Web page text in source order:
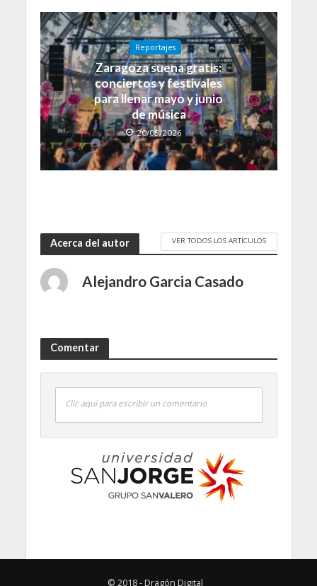
Reportajes
Zaragoza suena gratis:
conciertos y festivales
para llenar mayo y junio
de música
20/05/2026
Acerca del autor VER TODOS LOS ARTÍCULOS
Alejandro Garcia Casado
Comentar
Clic aquí para escribir un comentario
© 2018 - Dragón Digital